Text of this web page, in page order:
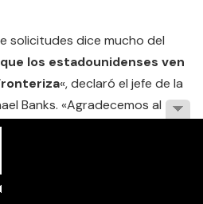
solicitudes dice mucho del
los estadounidenses ven
«, declaró el jefe de la
Banks. «Agradecemos al
Noem su liderazgo y
nuestra fuerza laboral y
las misiones», completó sus